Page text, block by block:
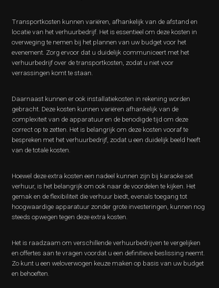
Transportkosten kunnen variëren, afhankelijk van de afstand en
locatie van het verhuurbedrijf. Het is essentieel om deze kosten in
overweging te nemen bij het plannen van uw budget voor het
evenement. Zorg ervoor dat u duidelijk communiceert met het
verhuurbedrijf over de transportkosten, zodat u niet voor
verrassingen komt te staan.
Daarnaast kunnen er ook installatiekosten in rekening worden
gebracht. Deze kosten kunnen variëren afhankelijk van de
complexiteit van de apparatuur en de benodigde tijd om deze
correct op te zetten. Het is belangrijk om deze kosten vooraf te
bespreken met het verhuurbedrijf, zodat u een duidelijk beeld heeft
van de totale kosten.
Hoewel deze extra kosten een nadeel kunnen zijn bij karaoke set
verhuur, is het belangrijk om ook naar de voordelen te kijken. Het
gemak en de flexibiliteit die verhuur biedt, evenals toegang tot
hoogwaardige apparatuur zonder grote investeringen, kunnen nog
steeds opwegen tegen deze extra kosten.
Het is raadzaam om verschillende verhuurbedrijven te vergelijken
en offertes aan te vragen voordat u een definitieve beslissing neemt.
Zo kunt u een weloverwogen keuze maken op basis van uw budget
en behoeften.